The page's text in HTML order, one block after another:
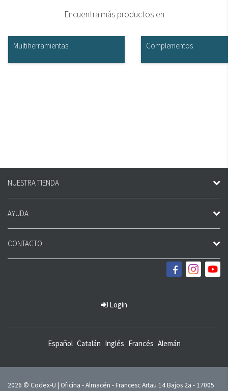
Encuentra más productos en
Multiherramientas Complementos
NUESTRA TIENDA
AYUDA
CONTACTO
Login
Español Catalán Inglés Francés Alemán
2026 © Codex-U | Oficina - Almacén - Francesc Artau 14 Bajos 2a - 17005